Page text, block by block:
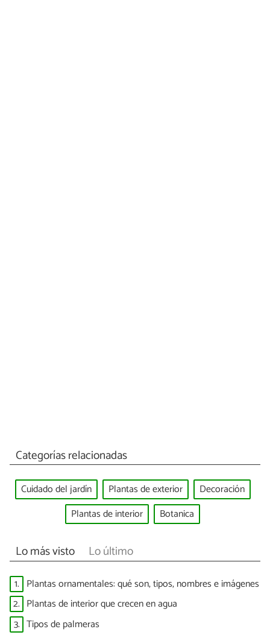
Categorías relacionadas
Cuidado del jardín Plantas de exterior
Decoración
Plantas de interior
Botanica
Lo más visto Lo último
1. Plantas ornamentales: qué son, tipos, nombres e imágenes
2. Plantas de interior que crecen en agua
3. Tipos de palmeras